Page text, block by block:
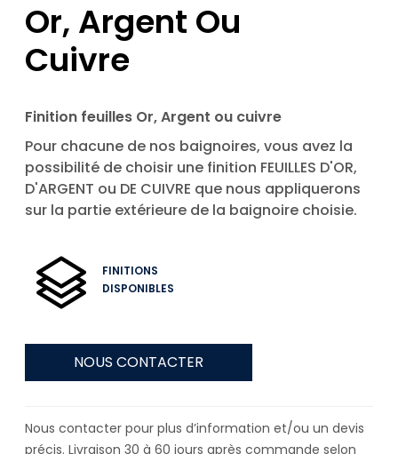
Or, Argent Ou
Cuivre
Finition feuilles Or, Argent ou cuivre
Pour chacune de nos baignoires, vous avez la
possibilité de choisir une finition FEUILLES D'OR,
D'ARGENT ou DE CUIVRE que nous appliquerons
sur la partie extérieure de la baignoire choisie.
FINITIONS
DISPONIBLES
NOUS CONTACTER
Nous contacter pour plus d’information et/ou un devis
précis. Livraison 30 à 60 jours après commande selon